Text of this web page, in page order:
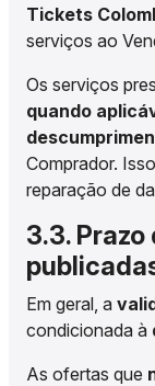
Tickets
serviços ao
Os serviços
quando
Comprador.
reparação de
3.3.
Em geral, a
condicionada à
As ofertas que